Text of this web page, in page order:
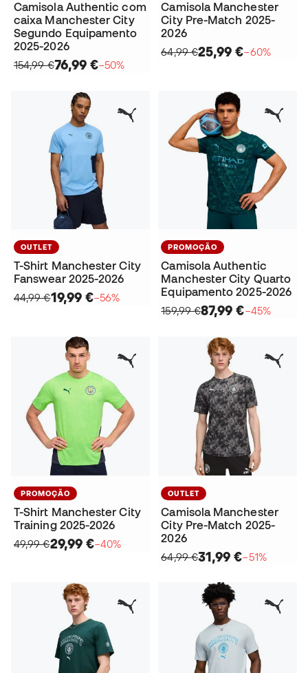
Camisola Authentic com
caixa Manchester City
Segundo Equipamento
2025-2026
154,99 €76,99 €−50%
Camisola Manchester
City Pre-Match 2025-
2026
64,99 €25,99 €−60%
OUTLET
T-Shirt Manchester City
Fanswear 2025-2026
44,99 €19,99 €−56%
PROMOÇÃO
Camisola Authentic
Manchester City Quarto
Equipamento 2025-2026
159,99 €87,99 €−45%
PROMOÇÃO
T-Shirt Manchester City
Training 2025-2026
49,99 €29,99 €−40%
OUTLET
Camisola Manchester
City Pre-Match 2025-
2026
64,99 €31,99 €−51%